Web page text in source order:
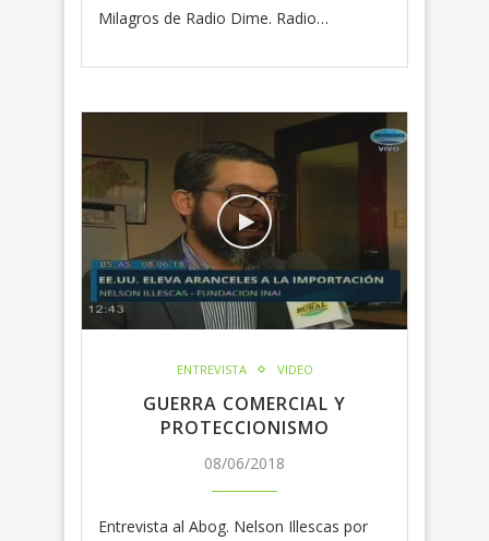
Milagros de Radio Dime. Radio…
ENTREVISTA VIDEO
GUERRA COMERCIAL Y
PROTECCIONISMO
08/06/2018
Entrevista al Abog. Nelson Illescas por